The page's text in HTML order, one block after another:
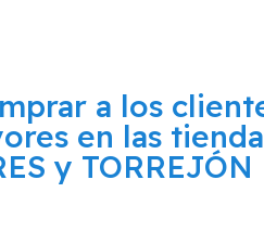
a los
en las
y